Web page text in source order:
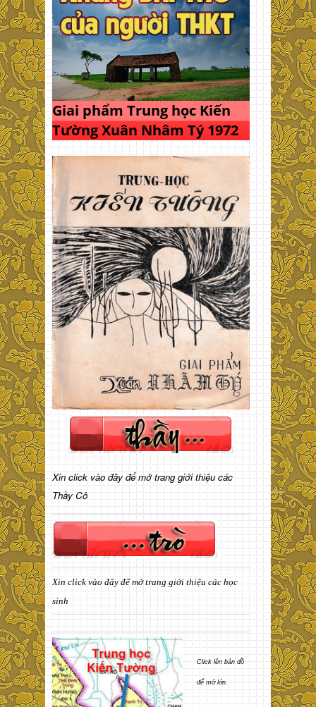
Giai phẩm Trung học Kiến
Tường Xuân Nhâm Tý 1972
Xin click vào đây để mở trang giới thiệu các
Thầy Cô
Xin click vào đây để mở trang giới thiệu các học
sinh
Click lên bản đồ
để mở lớn.